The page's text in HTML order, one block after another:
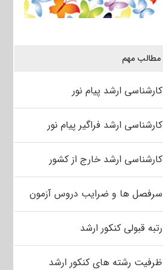
مطالب مهم
کارشناسی ارشد پیام نور
کارشناسی ارشد فراگیر پیام نور
کارشناسی ارشد خارج از کشور
سرفصل ها و ضرایب دروس آزمون
رتبه قبولی کنکور ارشد
ظرفیت رشته های کنکور ارشد